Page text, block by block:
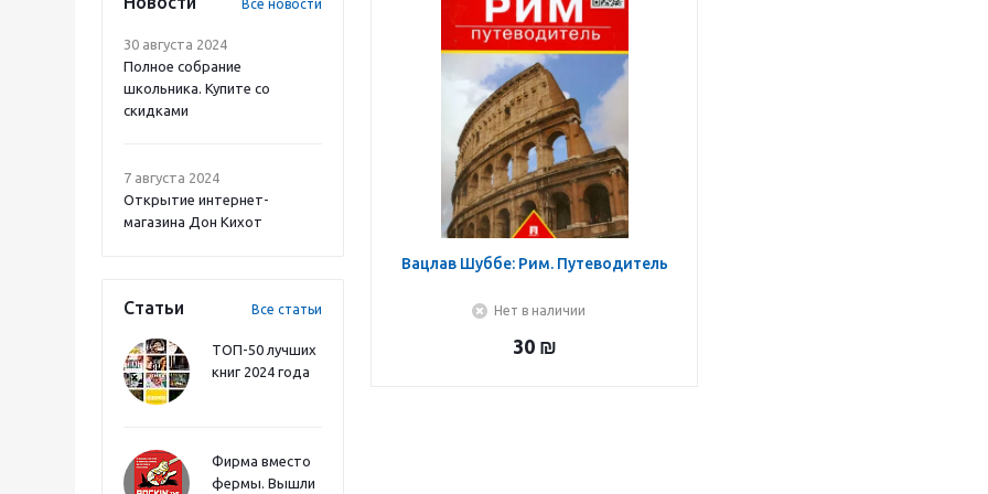
Все новости
30 августа 2024
Полное собрание
школьника. Купите со
скидками
7 августа 2024
Открытие интернет-
магазина Дон Кихот
Статьи Все статьи
ТОП-50 лучших
книг 2024 года
Фирма вместо
фермы. Вышли
Вацлав Шуббе: Рим. Путеводитель
Нет в наличии
30 ₪